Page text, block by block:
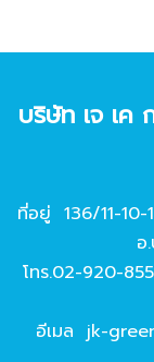
บริษัท เจ เค
ที่อยู่ 136/11-
อ
โทร.02-920-
อีเมล jk-